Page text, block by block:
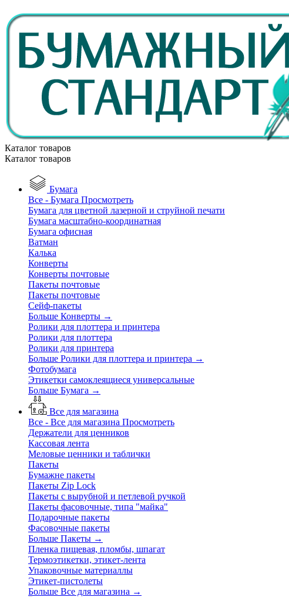
Каталог товаров
Каталог товаров
Бумага
Все - Бумага Просмотреть
Бумага для цветной лазерной и струйной печати
Бумага масштабно-координатная
Бумага офисная
Ватман
Калька
Конверты
Конверты почтовые
Пакеты почтовые
Пакеты почтовые
Сейф-пакеты
Больше Конверты →
Ролики для плоттера и принтера
Ролики для плоттера
Ролики для принтера
Больше Ролики для плоттера и принтера →
Фотобумага
Этикетки самоклеящиеся универсальные
Больше Бумага →
Все для магазина
Все - Все для магазина Просмотреть
Держатели для ценников
Кассовая лента
Меловые ценники и таблички
Пакеты
Бумажне пакеты
Пакеты Zip Lock
Пакеты с вырубной и петлевой ручкой
Пакеты фасовочные, типа "майка"
Подарочные пакеты
Фасовочные пакеты
Больше Пакеты →
Пленка пищевая, пломбы, шпагат
Термоэтикетки, этикет-лента
Упаковочные материаллы
Этикет-пистолеты
Больше Все для магазина →